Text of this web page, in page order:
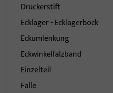
Drückerstift
Ecklager - Ecklagerbock
Eckumlenkung
Eckwinkelfalzband
Einzelteil
Falle